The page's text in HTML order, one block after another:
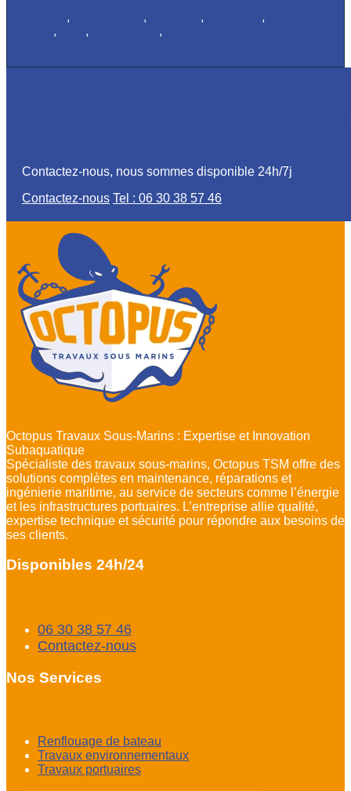
, , , ,
, , ,
Contactez-nous, nous sommes disponible 24h/7j
Contactez-nous Tel : 06 30 38 57 46
Octopus Travaux Sous-Marins : Expertise et Innovation
Subaquatique
Spécialiste des travaux sous-marins, Octopus TSM offre des
solutions complètes en maintenance, réparations et
ingénierie maritime, au service de secteurs comme l’énergie
et les infrastructures portuaires. L’entreprise allie qualité,
expertise technique et sécurité pour répondre aux besoins de
ses clients.
Disponibles 24h/24
06 30 38 57 46
Contactez-nous
Nos Services
Renflouage de bateau
Travaux environnementaux
Travaux portuaires